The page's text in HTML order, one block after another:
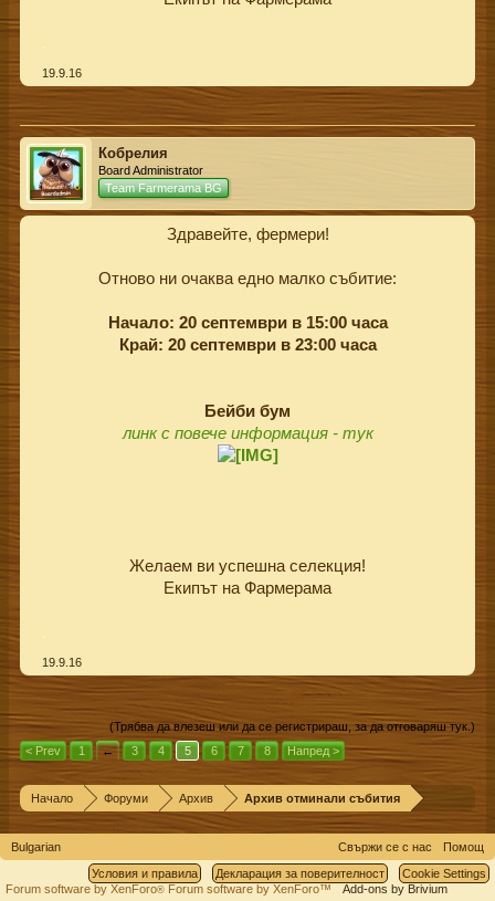
19.9.16
Кобрелия
Board Administrator
Team Farmerama BG
Здравейте, фермери!
Отново ни очаква едно малко събитие:
Начало: 20 септември в 15:00 часа
Край: 20 септември в 23:00 часа
Бейби бум
линк с повече информация - тук
Желаем ви успешна селекция!
Екипът на Фармерама​
19.9.16
(Трябва да влезеш или да се регистрираш, за да отговаряш тук.)
< Prev
1 ← 3 4 5 6 7 8 Напред >
Начало Форуми Архив Архив отминали събития
Bulgarian Свържи се с нас
Помощ
Условия и правила
Декларация за поверителност
Cookie Settings
Forum software by XenForo® Forum software by XenForo™ Add-ons by Brivium